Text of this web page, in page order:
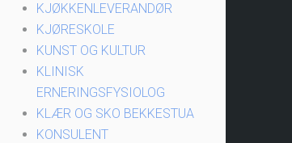
KJØKKENLEVERANDØR
KJØRESKOLE
KUNST OG KULTUR
KLINISK
ERNERINGSFYSIOLOG
KLÆR OG SKO BEKKESTUA
KONSULENT